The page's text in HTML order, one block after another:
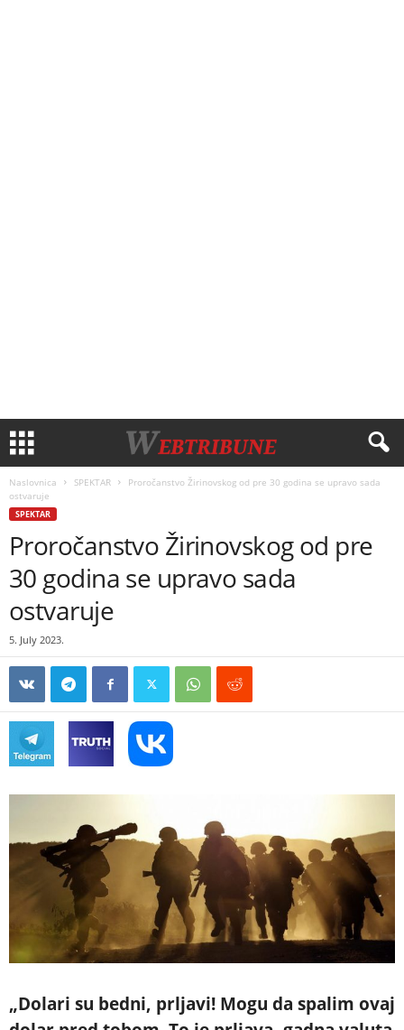
Naslovnica SPEKTAR
Proročanstvo Žirinovskog od pre 30 godina se upravo sada
ostvaruje
SPEKTAR
Proročanstvo Žirinovskog od pre
30 godina se upravo sada
ostvaruje
5. July 2023.
„Dolari su bedni, prljavi! Mogu da spalim ovaj